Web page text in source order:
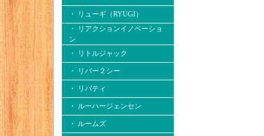
・ リューギ（RYUGI）
・ リアクションイノベーショ
ン
・ リトルジャック
・ リバー２シー
・ リバティ
・ ルーハージェンセン
・ ルームズ